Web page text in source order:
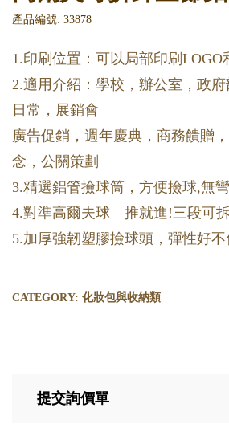
產品編號: 33878
1.印刷位置：可以局部印刷LOGO
2.適用介紹：學校，辦公室，政府
日常，展銷會
廣告促銷，週年慶典，商務饋贈
念，公關策劃
3.精選鋁管撿球筒，方便撿球,無
4.對準高爾夫球—推就進!三段可
5.加厚強韌塑膠撿球頭，彈性好不
CATEGORY: 化妝包與收納類
提交詢價單